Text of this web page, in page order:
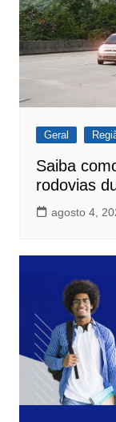
Geral
Saiba
rodovias
agosto 4,